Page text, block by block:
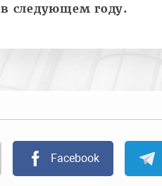
следующем году.
Facebook